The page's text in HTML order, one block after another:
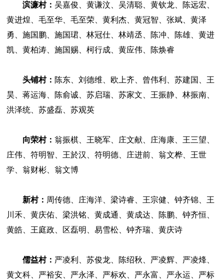
滨濂村：吴嘉俊、黄谦汶、吴清聪、黄钦龙、陈远宏、
黄进煌、毛至华、毛至荣、黄利杰、黄冠智、张斌、黄泽
勇、施国鹏、施国珺、林冠仕、林靖丞、陈冲、陈雄、黄进
凯、黄柏涛、施国赐、柯行成、黄应伟、陈焕睿
头铺村： 陈东、刘德维、欧上齐、曾伟利、苏建国、王
昊、蒋运海、陈俞诚、苏启瑞、苏家文、王振静、林振南、
洪泽统、苏盛磊、苏观英
向荣村：翁振棋、王晓军、庄文献、庄海康、王三望、
庄伟、符明智、王於汉、符明德、庄进前、翁文桦、王世
学、翁财彬、翁文博
新村： 周传德、庄海洋、梁诗睿、王宗健、钟齐锦、王
川禾、黄庆佑、梁洪铭、黄成通、黄成达、陈鹏、钟齐恒、
黄皓、王庭政、区磊明、易雪松、钟齐瑞、黄庆诗
儒益村： 严凌利、苏俊龙、陈绍秋、严凌辉、严凌烽、
黄文科、严裕安、严永泽、严标欢、严永富、严永运、严标